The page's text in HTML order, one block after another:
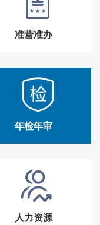
准营准办
年检年审
人力资源